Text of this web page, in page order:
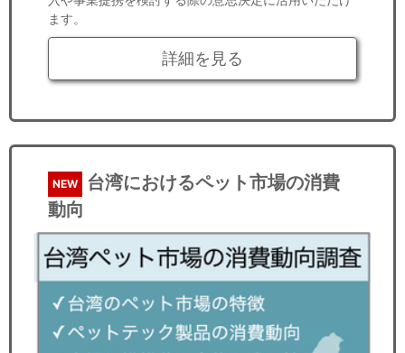
ます。
詳細を見る
NEW
台湾におけるペット市場の消費
動向